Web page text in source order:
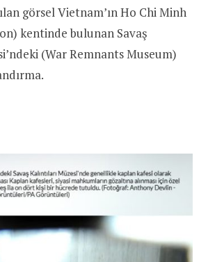
görsel Vietnam’ın Ho Chi Minh
kentinde bulunan Savaş
(War Remnants Museum)